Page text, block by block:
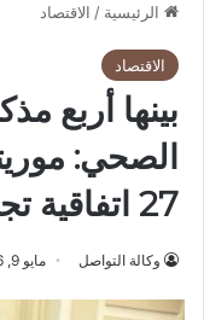
الرئيسية / الاقتصاد
الاقتصاد
بينها أربع
الصحي:
27 اتفاقية تجارية بنواكشوط
وكالة التواصل مايو 9, 2026